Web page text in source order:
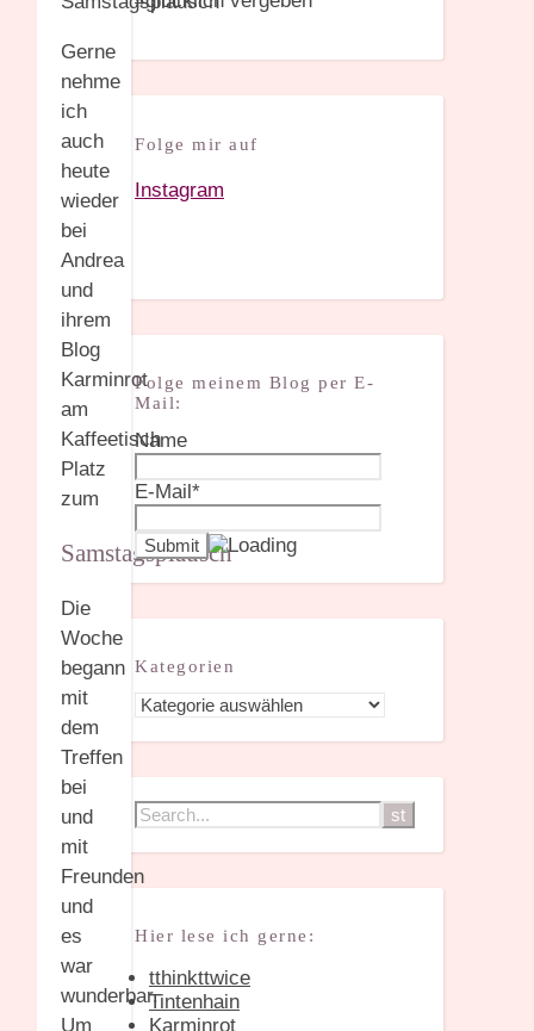
Gerne
nehme
ich
auch
heute
wieder
bei
Andrea
und
ihrem
Blog
Karminrot
am
Kaffeetisch
Platz
zum
Samstagsplausch
Die
Woche
begann
mit
dem
Treffen
bei
und
mit
Freunden
und
es
war
wunderbar.
Um
Folge mir auf
Instagram
Folge meinem Blog per E-
Mail:
Name
E-Mail*
Kategorien
Kategorien
Hier lese ich gerne:
tthinkttwice
Tintenhain
Karminrot